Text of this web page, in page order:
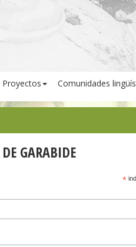
Proyectos Comunidades
GARABIDE
*